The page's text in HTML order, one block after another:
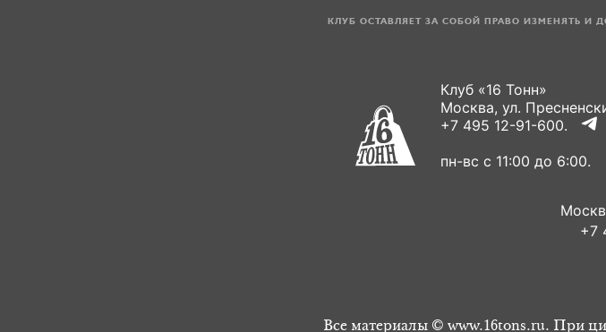
КЛУБ ОСТАВЛЯЕТ ЗА СОБОЙ ПРАВО ИЗМЕНЯТЬ И
Клуб «16 Тонн»
Москва, ул.
+7 495 12-91-600.
пн-вс с 11:00 до 6:00.
+7
Все материалы © www.16tons.ru. При